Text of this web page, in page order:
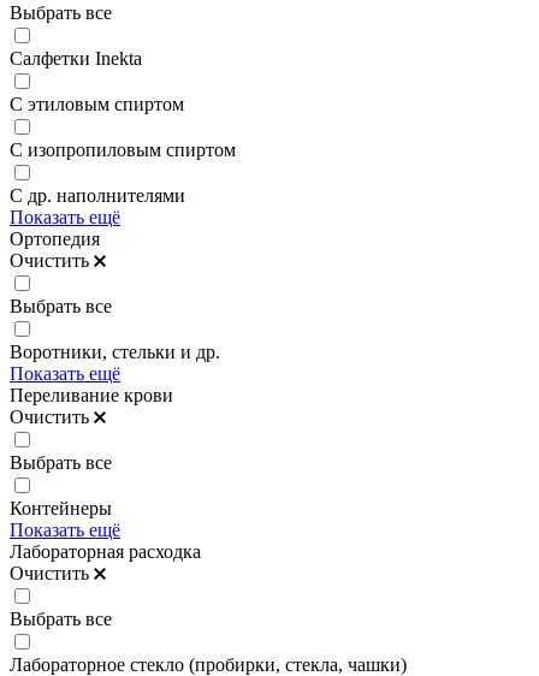
Выбрать все
Салфетки Inekta
С этиловым спиртом
С изопропиловым спиртом
С др. наполнителями
Показать ещё
Ортопедия
Очистить
Выбрать все
Воротники, стельки и др.
Показать ещё
Переливание крови
Очистить
Выбрать все
Контейнеры
Показать ещё
Лабораторная расходка
Очистить
Выбрать все
Лабораторное стекло (пробирки, стекла, чашки)